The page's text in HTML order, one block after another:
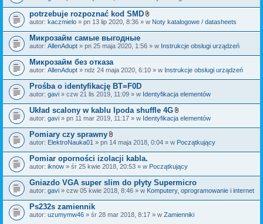
ł
ą
c
z
n
i
i
potrzebuje rozpoznać kod SMD
Z
ł
c
z
i
autor: kaczmielo » pn 13 lip 2020, 8:36 » w Noty katalogowe / datasheets
Микрозайм самые выгодные
autor: AllenAdupt » pn 25 maja 2020, 1:56 » w Instrukcje obsługi urządzeń
Микрозайм без отказа
autor: AllenAdupt » ndz 24 maja 2020, 6:10 » w Instrukcje obsługi urządzeń
Prośba o identyfikację BT=F0D
autor: gavi » czw 21 lis 2019, 11:09 » w Identyfikacja elementów
Układ scalony w kablu Ipoda shuffle 4G
Z
ł
c
z
i
k
i
autor: gavi » pn 11 mar 2019, 11:17 » w Identyfikacja elementów
Pomiary czy sprawny
Z
ł
ą
c
z
n
i
autor: ElektroNauka01 » pn 14 maja 2018, 0:04 » w Początkujący
Pomiar oporności izolacji kabla.
autor: iknow » śr 25 kwie 2018, 20:53 » w Początkujący
Gniazdo VGA super slim do płyty Supermicro
autor: gavi » czw 05 kwie 2018, 8:46 » w Komputery, oprogramowanie i internet
Ps232s zamiennik
autor: uzumymw46 » śr 28 mar 2018, 8:17 » w Zamienniki